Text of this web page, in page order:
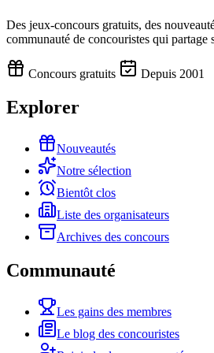
Des jeux-concours gratuits, des
communauté de concouristes qui partage
Concours gratuits Depuis 2001
Explorer
Nouveautés
Notre sélection
Bientôt clos
Liste des organisateurs
Archives des concours
Communauté
Les gains des membres
Le blog des concouristes